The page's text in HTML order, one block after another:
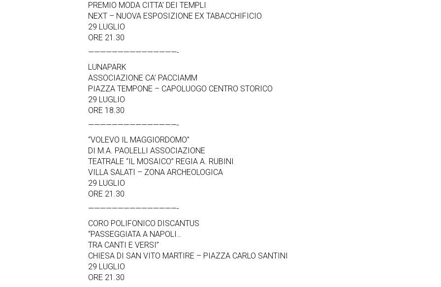
PREMIO MODA CITTA’ DEI TEMPLI
NEXT – NUOVA ESPOSIZIONE EX TABACCHIFICIO
29 LUGLIO
ORE 21.30
———————————————-
LUNAPARK
ASSOCIAZIONE CA’ PACCIAMM
PIAZZA TEMPONE – CAPOLUOGO CENTRO STORICO
29 LUGLIO
ORE 18.30
———————————————-
“VOLEVO IL MAGGIORDOMO”
DI M.A. PAOLELLI ASSOCIAZIONE
TEATRALE “IL MOSAICO” REGIA A. RUBINI
VILLA SALATI – ZONA ARCHEOLOGICA
29 LUGLIO
ORE 21.30
———————————————-
CORO POLIFONICO DISCANTUS
“PASSEGGIATA A NAPOLI…
TRA CANTI E VERSI”
CHIESA DI SAN VITO MARTIRE – PIAZZA CARLO SANTINI
29 LUGLIO
ORE 21.30